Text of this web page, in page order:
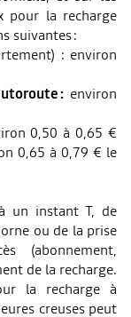
pour la recharge
suivantes :
: environ
:environ
0,50 à 0,65 €
0,65 à 0,79 € le
un instant T, de
ou de la prise
(abonnement,
de la recharge.
la recharge à
creuses peut